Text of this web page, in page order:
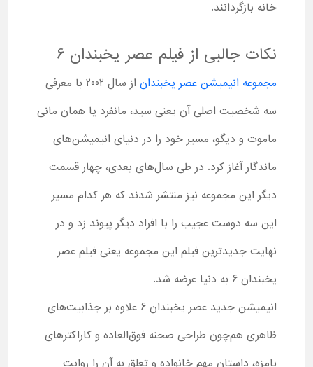
خانه بازگردانند.
نکات جالبی از فیلم عصر یخبندان 6
مجموعه انیمیشن عصر یخبندان
از سال 2002 با معرفی
سه شخصیت اصلی آن یعنی سید، مانفرد یا همان مانی
ماموت و دیگو، مسیر خود را در دنیای انیمیشن‌های
ماندگار آغاز کرد. در طی سال‌های بعدی، چهار قسمت
دیگر این مجموعه نیز منتشر شدند که هر کدام مسیر
این سه دوست عجیب را با افراد دیگر پیوند زد و در
نهایت جدیدترین فیلم این مجموعه یعنی فیلم عصر
یخبندان 6 به دنیا عرضه شد.
انیمیشن جدید عصر یخبندان 6 علاوه بر جذابیت‌های
ظاهری هم‌چون طراحی صحنه فوق‌العاده و کاراکترهای
بامزه، داستان مهم خانواده و تعلق به آن را روایت